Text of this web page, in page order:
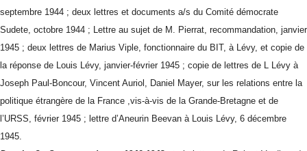
septembre 1944 ; deux lettres et documents a/s du Comité démocrate
Sudete, octobre 1944 ; Lettre au sujet de M. Pierrat, recommandation, janvier
1945 ; deux lettres de Marius Viple, fonctionnaire du BIT, à Lévy, et copie de
la réponse de Louis Lévy, janvier-février 1945 ; copie de lettres de L Lévy à
Joseph Paul-Boncour, Vincent Auriol, Daniel Mayer, sur les relations entre la
politique étrangère de la France ,vis-à-vis de la Grande-Bretagne et de
l’URSS, février 1945 ; lettre d’Aneurin Beevan à Louis Lévy, 6 décembre
1945.